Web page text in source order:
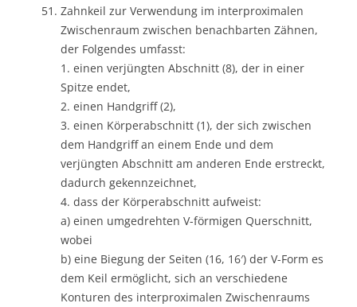
Zahnkeil zur Verwendung im interproximalen
Zwischenraum zwischen benachbarten Zähnen,
der Folgendes umfasst:
1. einen verjüngten Abschnitt (8), der in einer
Spitze endet,
2. einen Handgriff (2),
3. einen Körperabschnitt (1), der sich zwischen
dem Handgriff an einem Ende und dem
verjüngten Abschnitt am anderen Ende erstreckt,
dadurch gekennzeichnet,
4. dass der Körperabschnitt aufweist:
a) einen umgedrehten V-förmigen Querschnitt,
wobei
b) eine Biegung der Seiten (16, 16′) der V-Form es
dem Keil ermöglicht, sich an verschiedene
Konturen des interproximalen Zwischenraums